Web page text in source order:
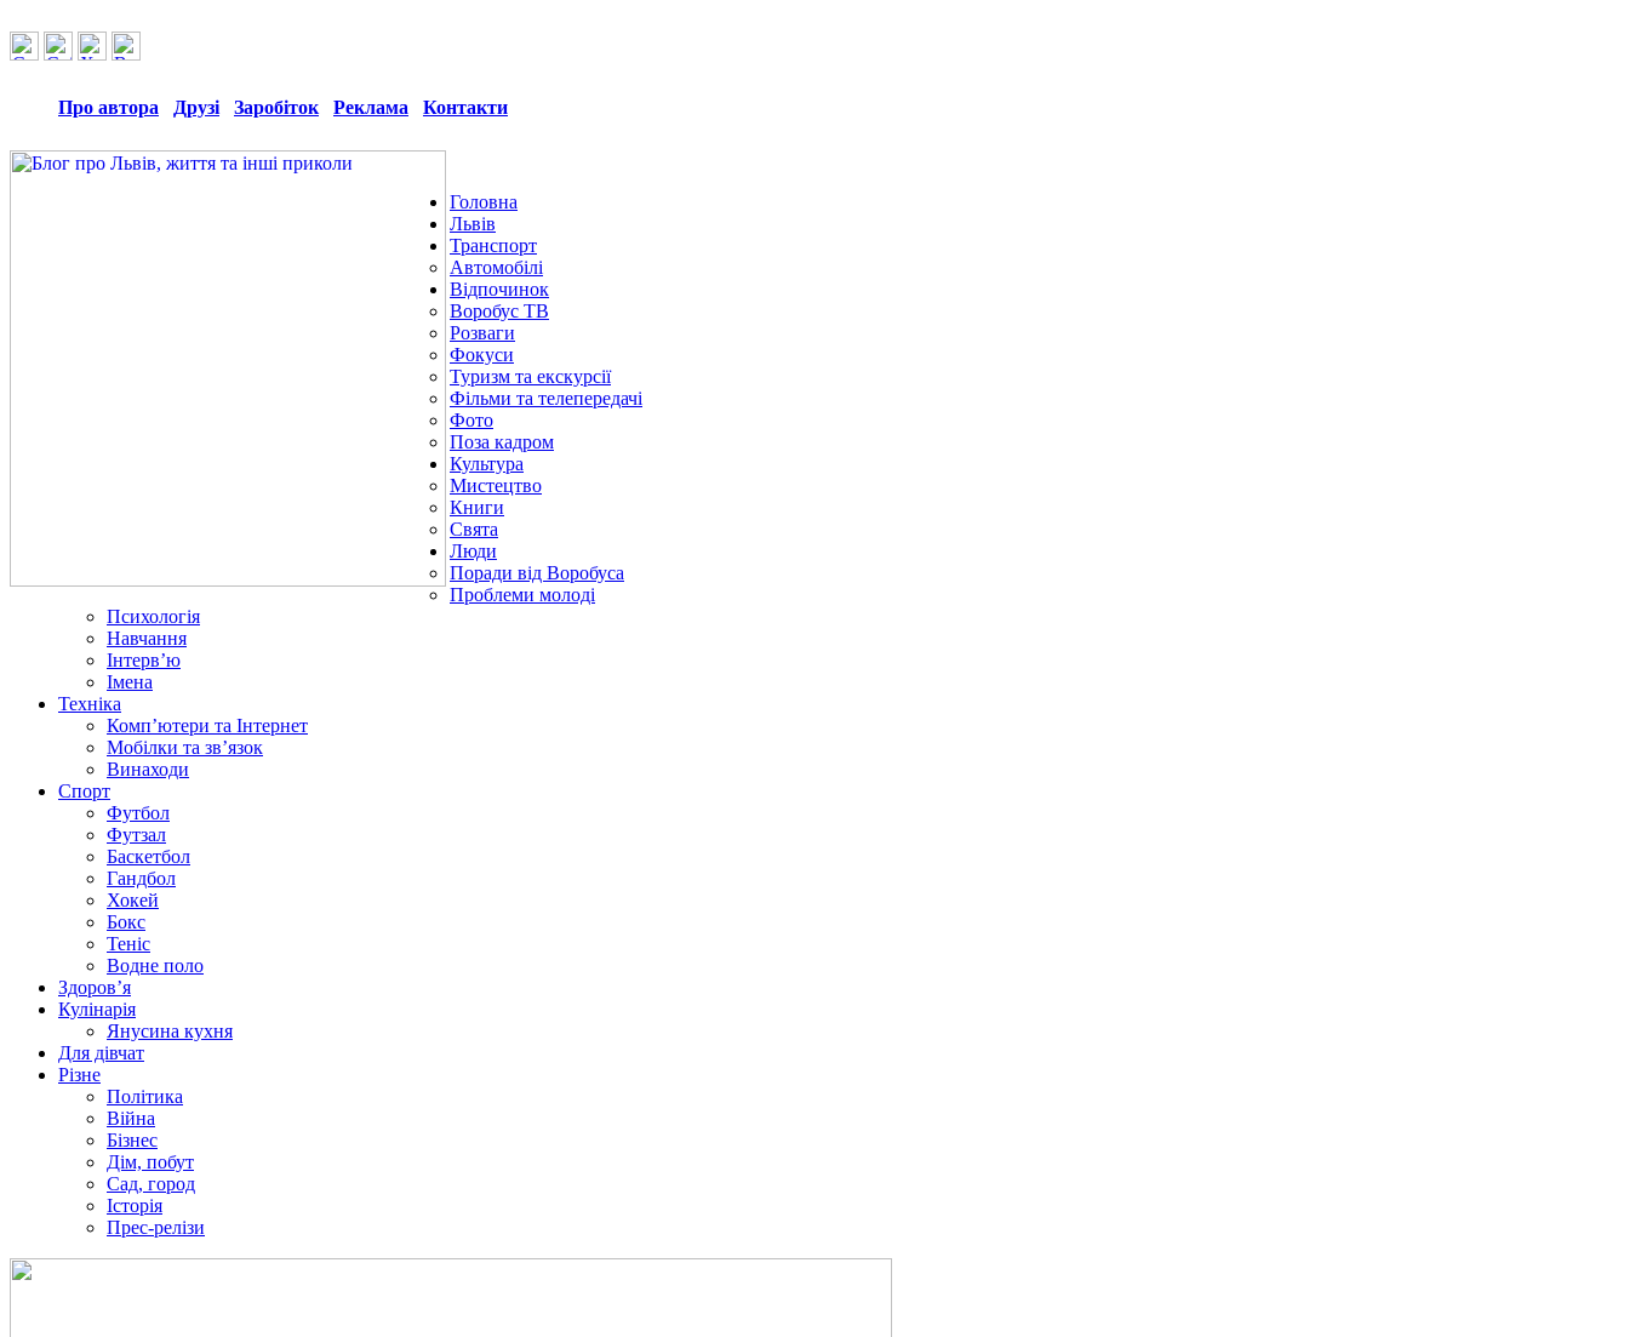
Про автора Друзі Заробіток Реклама Контакти
Головна
Львів
Транспорт
Автомобілі
Відпочинок
Воробус ТВ
Розваги
Фокуси
Туризм та екскурсії
Фільми та телепередачі
Фото
Поза кадром
Культура
Мистецтво
Книги
Свята
Люди
Поради від Воробуса
Проблеми молоді
Психологія
Навчання
Інтерв’ю
Імена
Техніка
Комп’ютери та Інтернет
Мобілки та зв’язок
Винаходи
Спорт
Футбол
Футзал
Баскетбол
Гандбол
Хокей
Бокс
Теніс
Водне поло
Здоров’я
Кулінарія
Янусина кухня
Для дівчат
Різне
Політика
Війна
Бізнес
Дім, побут
Сад, город
Історія
Прес-релізи